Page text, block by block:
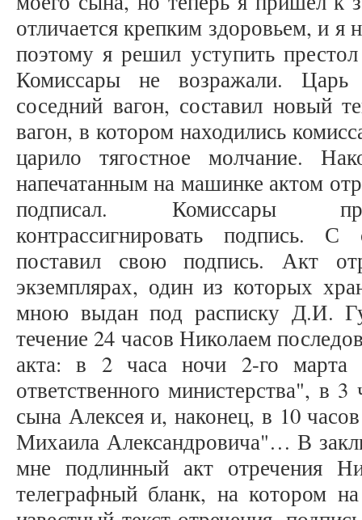
отличается крепким здоровьем, и я
поэтому я решил уступить
Комиссары не возражали.
соседний вагон, составил новый
вагон, в котором находились
царило тягостное молчание.
напечатанным на машинке актом
подписал. Комиссары
контрассигнировать подпись.
поставил свою подпись. Акт
экземплярах, один из которых
мною выдан под расписку Д.И.
течение 24 часов Николаем
акта: в 2 часа ночи 2-го
ответственного министерства", в
сына Алексея и, наконец, в 10
Михаила Александровича"… В
мне подлинный акт отречения
телеграфный бланк, на котором